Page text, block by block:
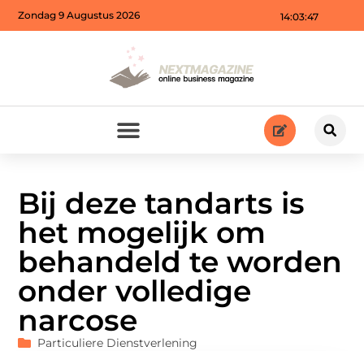
14:03:48
Zondag 9 Augustus 2026
Bij deze tandarts is
het mogelijk om
behandeld te worden
onder volledige
narcose
Particuliere Dienstverlening